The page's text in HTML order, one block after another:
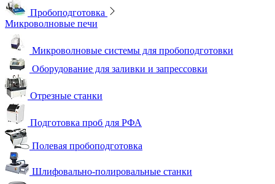
Пробоподготовка
Микроволновые печи
Микроволновые системы для пробоподготовки
Оборудование для заливки и запрессовки
Отрезные станки
Подготовка проб для РФА
Полевая пробоподготовка
Шлифовально-полировальные станки